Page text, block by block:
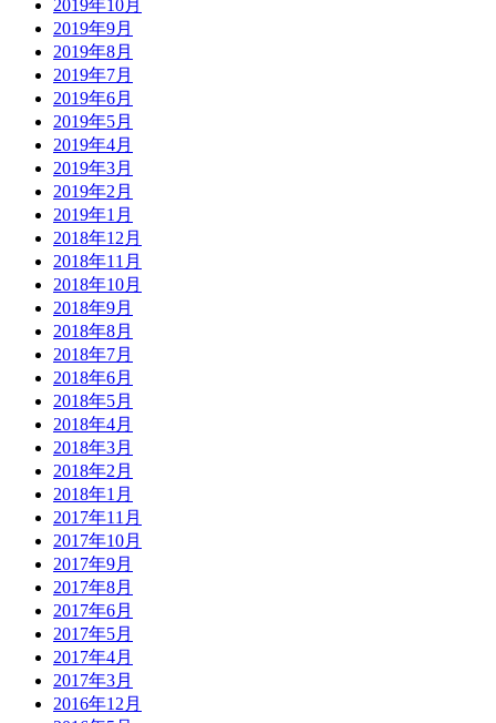
2019年10月
2019年9月
2019年8月
2019年7月
2019年6月
2019年5月
2019年4月
2019年3月
2019年2月
2019年1月
2018年12月
2018年11月
2018年10月
2018年9月
2018年8月
2018年7月
2018年6月
2018年5月
2018年4月
2018年3月
2018年2月
2018年1月
2017年11月
2017年10月
2017年9月
2017年8月
2017年6月
2017年5月
2017年4月
2017年3月
2016年12月